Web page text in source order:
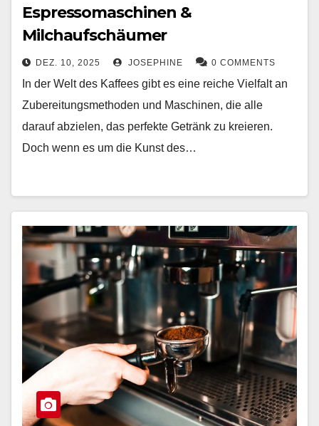
Espressomaschinen &
Milchaufschäumer
DEZ. 10, 2025 JOSEPHINE 0 COMMENTS
In der Welt des Kaffees gibt es eine reiche Vielfalt an
Zubereitungsmethoden und Maschinen, die alle
darauf abzielen, das perfekte Getränk zu kreieren.
Doch wenn es um die Kunst des…